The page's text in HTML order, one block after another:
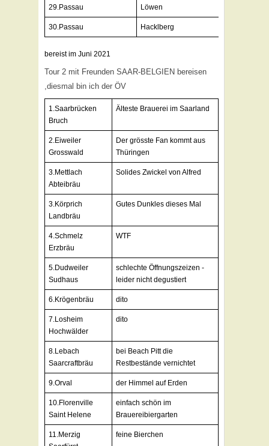
29.Passau Löwen
30.Passau Hacklberg
bereist im Juni 2021
Tour 2 mit Freunden SAAR-BELGIEN bereisen
,diesmal bin ich der ÖV
1.Saarbrücken
Bruch
Älteste Brauerei im Saarland
2.Eiweiler
Grosswald
Der grösste Fan kommt aus
Thüringen
3.Mettlach
Abteibräu
Solides Zwickel von Alfred
3.Körprich
Landbräu
Gutes Dunkles dieses Mal
4.Schmelz
Erzbräu
WTF
5.Dudweiler
Sudhaus
schlechte Öffnungszeizen -
leider nicht degustiert
6.Krögenbräu dito
7.Losheim
Hochwälder
dito
8.Lebach
Saarcraftbräu
bei Beach Pitt die
Restbestände vernichtet
9.Orval der Himmel auf Erden
10.Florenville
Saint Helene
einfach schön im
Brauereibiergarten
11.Merzig
feine Bierchen